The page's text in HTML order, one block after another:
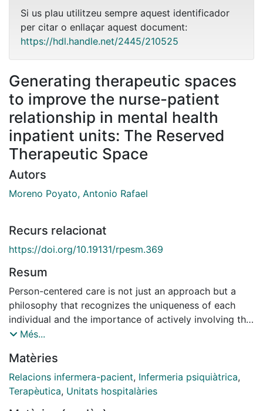
Si us plau utilitzeu sempre aquest identificador
per citar o enllaçar aquest document:
https://hdl.handle.net/2445/210525
Generating therapeutic spaces
to improve the nurse-patient
relationship in mental health
inpatient units: The Reserved
Therapeutic Space
Autors
Moreno Poyato, Antonio Rafael
Recurs relacionat
https://doi.org/10.19131/rpesm.369
Resum
Person-centered care is not just an approach but a
philosophy that recognizes the uniqueness of each
individual and the importance of actively involving the
patent in their own care (McCormack & McCance,
relationship becomes crucially relevant. In mental
health units, for both patients and nurses, the
therapeutic relationship consists of a meaningful
Més...
Matèries
Relacions infermera-pacient, Infermeria psiquiàtrica,
Terapèutica, Unitats hospitalàries